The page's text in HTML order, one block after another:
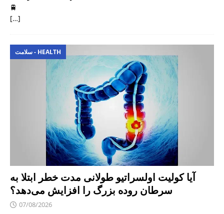
🚆
[…]
سلامت - HEALTH
آیا کولیت اولسراتیو طولانی مدت خطر ابتلا به
سرطان روده بزرگ را افزایش می‌دهد؟
07/08/2026